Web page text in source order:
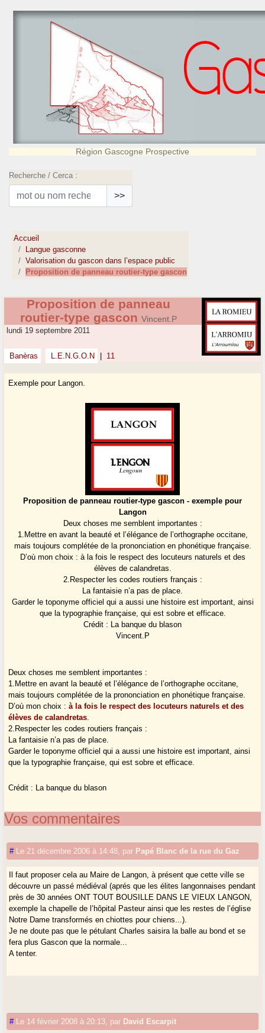
Région Gascogne Prospective
Recherche / Cerca :
>>
Accueil
Langue gasconne
Valorisation du gascon dans l’espace public
Proposition de panneau routier-type gascon
Proposition de panneau
routier-type gascon Vincent.P
lundi 19 septembre 2011
Banèras L.E.N.G.O.N 11
Exemple pour Langon.
Proposition de panneau routier-type gascon - exemple pour
Langon
Deux choses me semblent importantes :
1.Mettre en avant la beauté et l’élégance de l’orthographe occitane,
mais toujours complétée de la prononciation en phonétique française.
D’où mon choix : à la fois le respect des locuteurs naturels et des
élèves de calandretas.
2.Respecter les codes routiers français :
La fantaisie n’a pas de place.
Garder le toponyme officiel qui a aussi une histoire est important, ainsi
que la typographie française, qui est sobre et efficace.
Crédit : La banque du blason
Vincent.P
Deux choses me semblent importantes :
1.Mettre en avant la beauté et l’élégance de l’orthographe occitane,
mais toujours complétée de la prononciation en phonétique française.
D’où mon choix :à la fois le respect des locuteurs naturels et des
élèves de calandretas.
2.Respecter les codes routiers français :
La fantaisie n’a pas de place.
Garder le toponyme officiel qui a aussi une histoire est important, ainsi
que la typographie française, qui est sobre et efficace.
Crédit : La banque du blason
Vos commentaires
# Le 21 décembre 2006 à 14:48 par Papé Blanc de la rue du Gaz
Il faut proposer cela au Maire de Langon, à présent que cette ville se
découvre un passé médiéval (aprés que les élites langonnaises pendant
près de 30 années ONT TOUT BOUSILLE DANS LE VIEUX LANGON,
exemple la chapelle de l’hôpital Pasteur ainsi que les restes de l’église
Notre Dame transformés en chiottes pour chiens...).
Je ne doute pas que le pétulant Charles saisira la balle au bond et se
fera plus Gascon que la normale...
A tenter.
# Le 14 février 2008 à 20:13 par David Escarpit